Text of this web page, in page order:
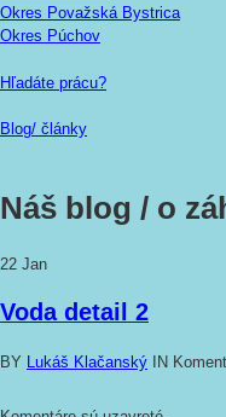
Okres Považská Bystrica
Okres Púchov
Hľadáte prácu?
Blog/ články
Náš blog / o
22 Jan
Voda detail 2
BY Lukáš Klačanský IN